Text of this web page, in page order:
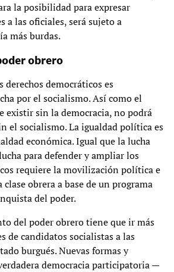
la posibilidad para expresar
a las oficiales, será sujeto a
más burdas.
obrero
derechos democráticos es
por el socialismo. Así como el
existir sin la democracia, no podrá
el socialismo. La igualdad política es
económica. Igual que la lucha
para defender y ampliar los
requiere la movilización política e
obrera a base de un programa
del poder.
del poder obrero tiene que ir más
de candidatos socialistas a las
burgués. Nuevas formas y
democracia participatoria —